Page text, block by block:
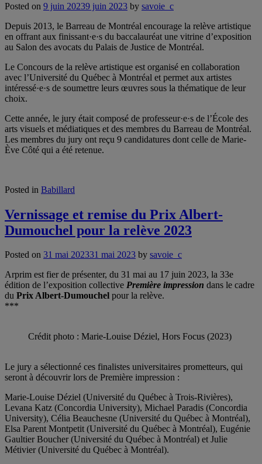
Posted on 9 juin 20239 juin 2023 by savoie_c
Depuis 2013, le Barreau de Montréal encourage la relève artistique
en offrant aux finissant·e·s du baccalauréat une vitrine d’exposition
au Salon des avocats du Palais de Justice de Montréal.
Le Concours de la relève artistique est organisé en collaboration
avec l’Université du Québec à Montréal et permet aux artistes
intéressé·e·s de soumettre leurs œuvres sous la thématique de leur
choix.
Cette année, le jury était composé de professeur·e·s de l’École des
arts visuels et médiatiques et des membres du Barreau de Montréal.
Les membres du jury ont reçu 9 candidatures dont celle de Marie-
Ève Côté qui a été retenue.
Posted in Babillard
Vernissage et remise du Prix Albert-
Dumouchel pour la relève 2023
Posted on 31 mai 202331 mai 2023 by savoie_c
Arprim est fier de présenter, du 31 mai au 17 juin 2023, la 33e
édition de l’exposition collective Première impression dans le cadre
du Prix Albert-Dumouchel pour la relève.
***
Crédit photo : Marie-Louise Déziel, Hors Focus (2023)
Le jury a sélectionné ces finalistes universitaires prometteurs, qui
seront à découvrir lors de Première impression :
Marie-Louise Déziel (Université du Québec à Trois-Rivières),
Levana Katz (Concordia University), Michael Paradis (Concordia
University), Célia Beauchesne (Université du Québec à Montréal),
Elsa Parent Montpetit (Université du Québec à Montréal), Eugénie
Gaultier Boucher (Université du Québec à Montréal) et Julie
Métivier (Université du Québec à Montréal).